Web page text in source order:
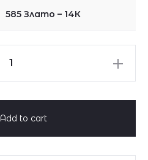
585 Злато – 14К
Add to cart